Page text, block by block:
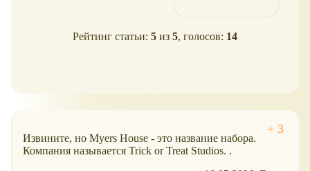
Рейтинг статьи: 5 из 5, голосов: 14
Извините, но Myers House - это название набора.
Компания называется Trick or Treat Studios. .